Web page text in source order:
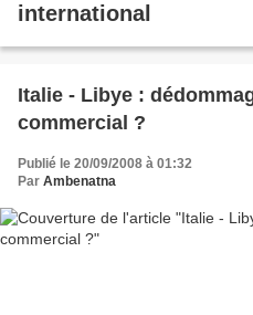
international
Italie - Libye :
commercial ?
Publié le 20/09/2008 à 01:32
Par Ambenatna